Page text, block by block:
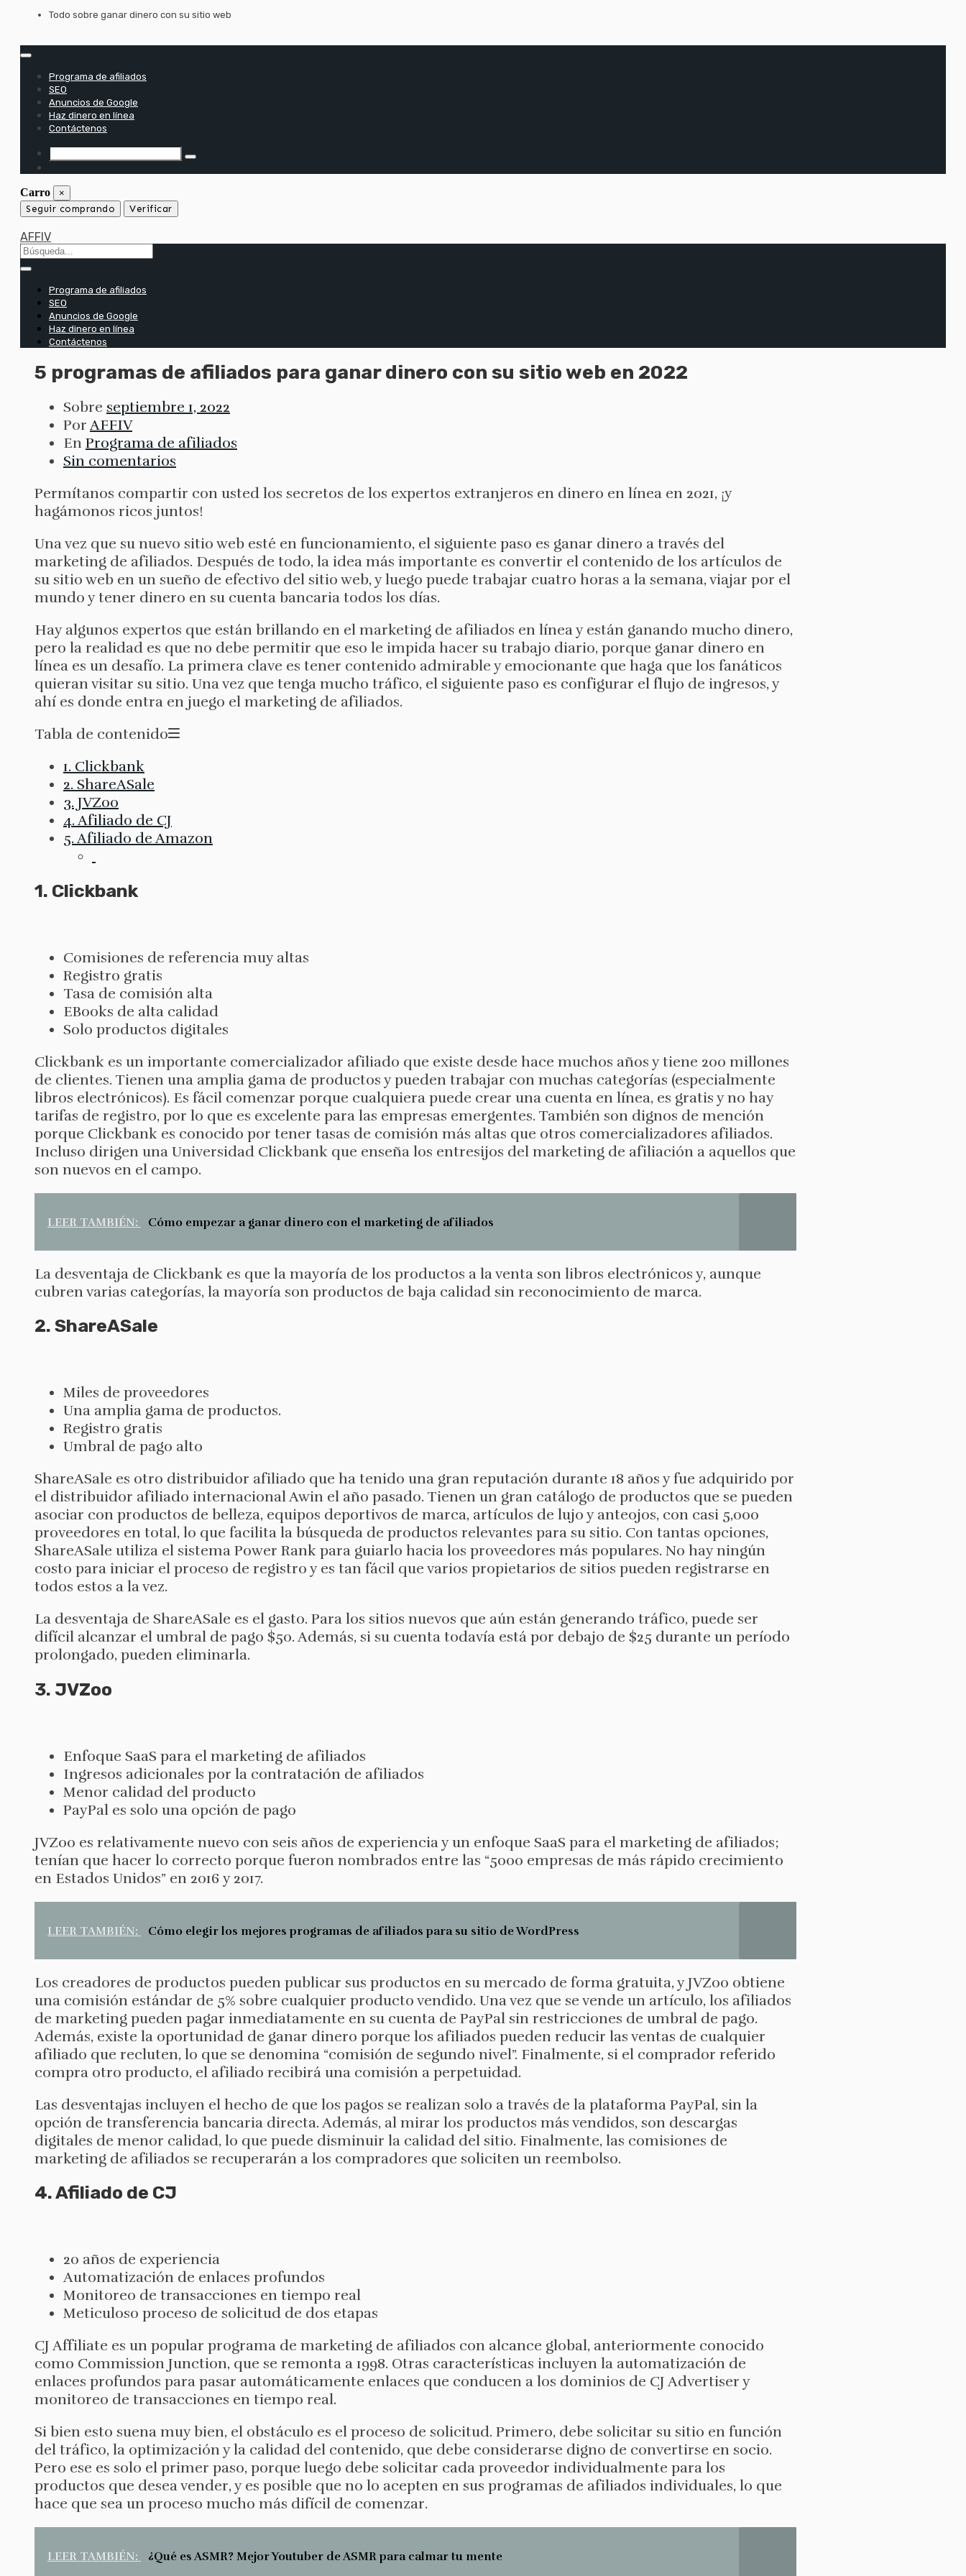
saltar
Todo sobre ganar dinero con su sitio web
Programa de afiliados
SEO
Anuncios de Google
Haz dinero en línea
Contáctenos
Carro ×
Seguir comprando Verificar
AFFIV
Programa de afiliados
SEO
Anuncios de Google
Haz dinero en línea
Contáctenos
5 programas de afiliados para ganar dinero con su sitio web en 2022
Sobre septiembre 1, 2022
Por AFFIV
En Programa de afiliados
Sin comentarios
Permítanos compartir con usted los secretos de los expertos extranjeros en dinero en línea en 2021, ¡y
hagámonos ricos juntos!
Una vez que su nuevo sitio web esté en funcionamiento, el siguiente paso es ganar dinero a través del
marketing de afiliados. Después de todo, la idea más importante es convertir el contenido de los artículos de
su sitio web en un sueño de efectivo del sitio web, y luego puede trabajar cuatro horas a la semana, viajar por el
mundo y tener dinero en su cuenta bancaria todos los días.
Hay algunos expertos que están brillando en el marketing de afiliados en línea y están ganando mucho dinero,
pero la realidad es que no debe permitir que eso le impida hacer su trabajo diario, porque ganar dinero en
línea es un desafío. La primera clave es tener contenido admirable y emocionante que haga que los fanáticos
quieran visitar su sitio. Una vez que tenga mucho tráfico, el siguiente paso es configurar el flujo de ingresos, y
ahí es donde entra en juego el marketing de afiliados.
Tabla de contenido
1. Clickbank
2. ShareASale
3. JVZoo
4. Afiliado de CJ
5. Afiliado de Amazon
1. Clickbank
Comisiones de referencia muy altas
Registro gratis
Tasa de comisión alta
EBooks de alta calidad
Solo productos digitales
Clickbank es un importante comercializador afiliado que existe desde hace muchos años y tiene 200 millones
de clientes. Tienen una amplia gama de productos y pueden trabajar con muchas categorías (especialmente
libros electrónicos). Es fácil comenzar porque cualquiera puede crear una cuenta en línea, es gratis y no hay
tarifas de registro, por lo que es excelente para las empresas emergentes. También son dignos de mención
porque Clickbank es conocido por tener tasas de comisión más altas que otros comercializadores afiliados.
Incluso dirigen una Universidad Clickbank que enseña los entresijos del marketing de afiliación a aquellos que
son nuevos en el campo.
LEER TAMBIÉN: Cómo empezar a ganar dinero con el marketing de afiliados
La desventaja de Clickbank es que la mayoría de los productos a la venta son libros electrónicos y, aunque
cubren varias categorías, la mayoría son productos de baja calidad sin reconocimiento de marca.
2. ShareASale
Miles de proveedores
Una amplia gama de productos.
Registro gratis
Umbral de pago alto
ShareASale es otro distribuidor afiliado que ha tenido una gran reputación durante 18 años y fue adquirido por
el distribuidor afiliado internacional Awin el año pasado. Tienen un gran catálogo de productos que se pueden
asociar con productos de belleza, equipos deportivos de marca, artículos de lujo y anteojos, con casi 5,000
proveedores en total, lo que facilita la búsqueda de productos relevantes para su sitio. Con tantas opciones,
ShareASale utiliza el sistema Power Rank para guiarlo hacia los proveedores más populares. No hay ningún
costo para iniciar el proceso de registro y es tan fácil que varios propietarios de sitios pueden registrarse en
todos estos a la vez.
La desventaja de ShareASale es el gasto. Para los sitios nuevos que aún están generando tráfico, puede ser
difícil alcanzar el umbral de pago $50. Además, si su cuenta todavía está por debajo de $25 durante un período
prolongado, pueden eliminarla.
3. JVZoo
Enfoque SaaS para el marketing de afiliados
Ingresos adicionales por la contratación de afiliados
Menor calidad del producto
PayPal es solo una opción de pago
JVZoo es relativamente nuevo con seis años de experiencia y un enfoque SaaS para el marketing de afiliados;
tenían que hacer lo correcto porque fueron nombrados entre las “5000 empresas de más rápido crecimiento
en Estados Unidos” en 2016 y 2017.
LEER TAMBIÉN: Cómo elegir los mejores programas de afiliados para su sitio de WordPress
Los creadores de productos pueden publicar sus productos en su mercado de forma gratuita, y JVZoo obtiene
una comisión estándar de 5% sobre cualquier producto vendido. Una vez que se vende un artículo, los afiliados
de marketing pueden pagar inmediatamente en su cuenta de PayPal sin restricciones de umbral de pago.
Además, existe la oportunidad de ganar dinero porque los afiliados pueden reducir las ventas de cualquier
afiliado que recluten, lo que se denomina “comisión de segundo nivel”. Finalmente, si el comprador referido
compra otro producto, el afiliado recibirá una comisión a perpetuidad.
Las desventajas incluyen el hecho de que los pagos se realizan solo a través de la plataforma PayPal, sin la
opción de transferencia bancaria directa. Además, al mirar los productos más vendidos, son descargas
digitales de menor calidad, lo que puede disminuir la calidad del sitio. Finalmente, las comisiones de
marketing de afiliados se recuperarán a los compradores que soliciten un reembolso.
4. Afiliado de CJ
20 años de experiencia
Automatización de enlaces profundos
Monitoreo de transacciones en tiempo real
Meticuloso proceso de solicitud de dos etapas
CJ Affiliate es un popular programa de marketing de afiliados con alcance global, anteriormente conocido
como Commission Junction, que se remonta a 1998. Otras características incluyen la automatización de
enlaces profundos para pasar automáticamente enlaces que conducen a los dominios de CJ Advertiser y
monitoreo de transacciones en tiempo real.
Si bien esto suena muy bien, el obstáculo es el proceso de solicitud. Primero, debe solicitar su sitio en función
del tráfico, la optimización y la calidad del contenido, que debe considerarse digno de convertirse en socio.
Pero ese es solo el primer paso, porque luego debe solicitar cada proveedor individualmente para los
productos que desea vender, y es posible que no lo acepten en sus programas de afiliados individuales, lo que
hace que sea un proceso mucho más difícil de comenzar.
LEER TAMBIÉN: ¿Qué es ASMR? Mejor Youtuber de ASMR para calmar tu mente